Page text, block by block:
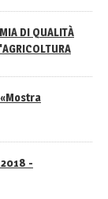
DI QUALITÀ
-